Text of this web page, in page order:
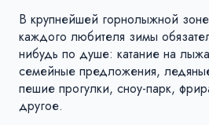
В крупнейшей горнолыжной
каждого любителя зимы
нибудь по душе: катание на
семейные предложения,
пешие прогулки, сноу-парк,
другое.